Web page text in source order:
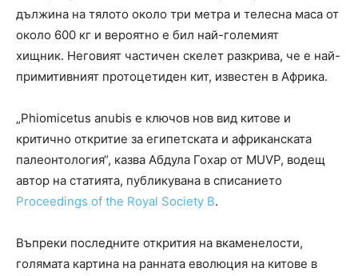
дължина на тялото около три метра и телесна маса от
около 600 кг и вероятно е бил най-големият
хищник. Неговият частичен скелет разкрива, че е най-
примитивният протоцетиден кит, известен в Африка.
„Phiomicetus anubis е ключов нов вид китове и
критично откритие за египетската и африканската
палеонтология“, казва Абдула Гохар от MUVP, водещ
автор на статията, публикувана в списанието
Proceedings of the Royal Society B.
Въпреки последните открития на вкаменелости,
голямата картина на ранната еволюция на китове в